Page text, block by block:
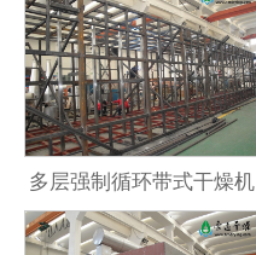
多层强制循环带式干燥机